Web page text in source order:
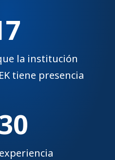
la institución
tiene presencia